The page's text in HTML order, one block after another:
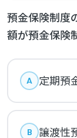
預金保険制度
額が預金保険
A 定期預
B 譲渡性